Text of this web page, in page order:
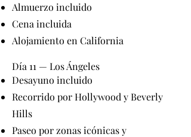
Almuerzo incluido
Cena incluida
Alojamiento en California
Día 11 — Los Ángeles
Desayuno incluido
Recorrido por Hollywood y Beverly
Hills
Paseo por zonas icónicas y